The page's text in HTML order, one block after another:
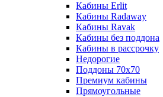
Кабины Erlit
Кабины Radaway
Кабины Ravak
Кабины без поддона
Кабины в рассрочку
Недорогие
Поддоны 70x70
Премиум кабины
Прямоугольные